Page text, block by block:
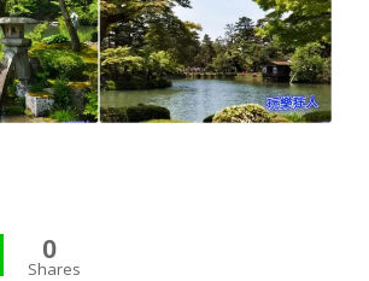
0
Shares